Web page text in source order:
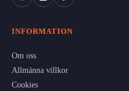
INFORMATION
Om oss
Allmänna villkor
Cookies